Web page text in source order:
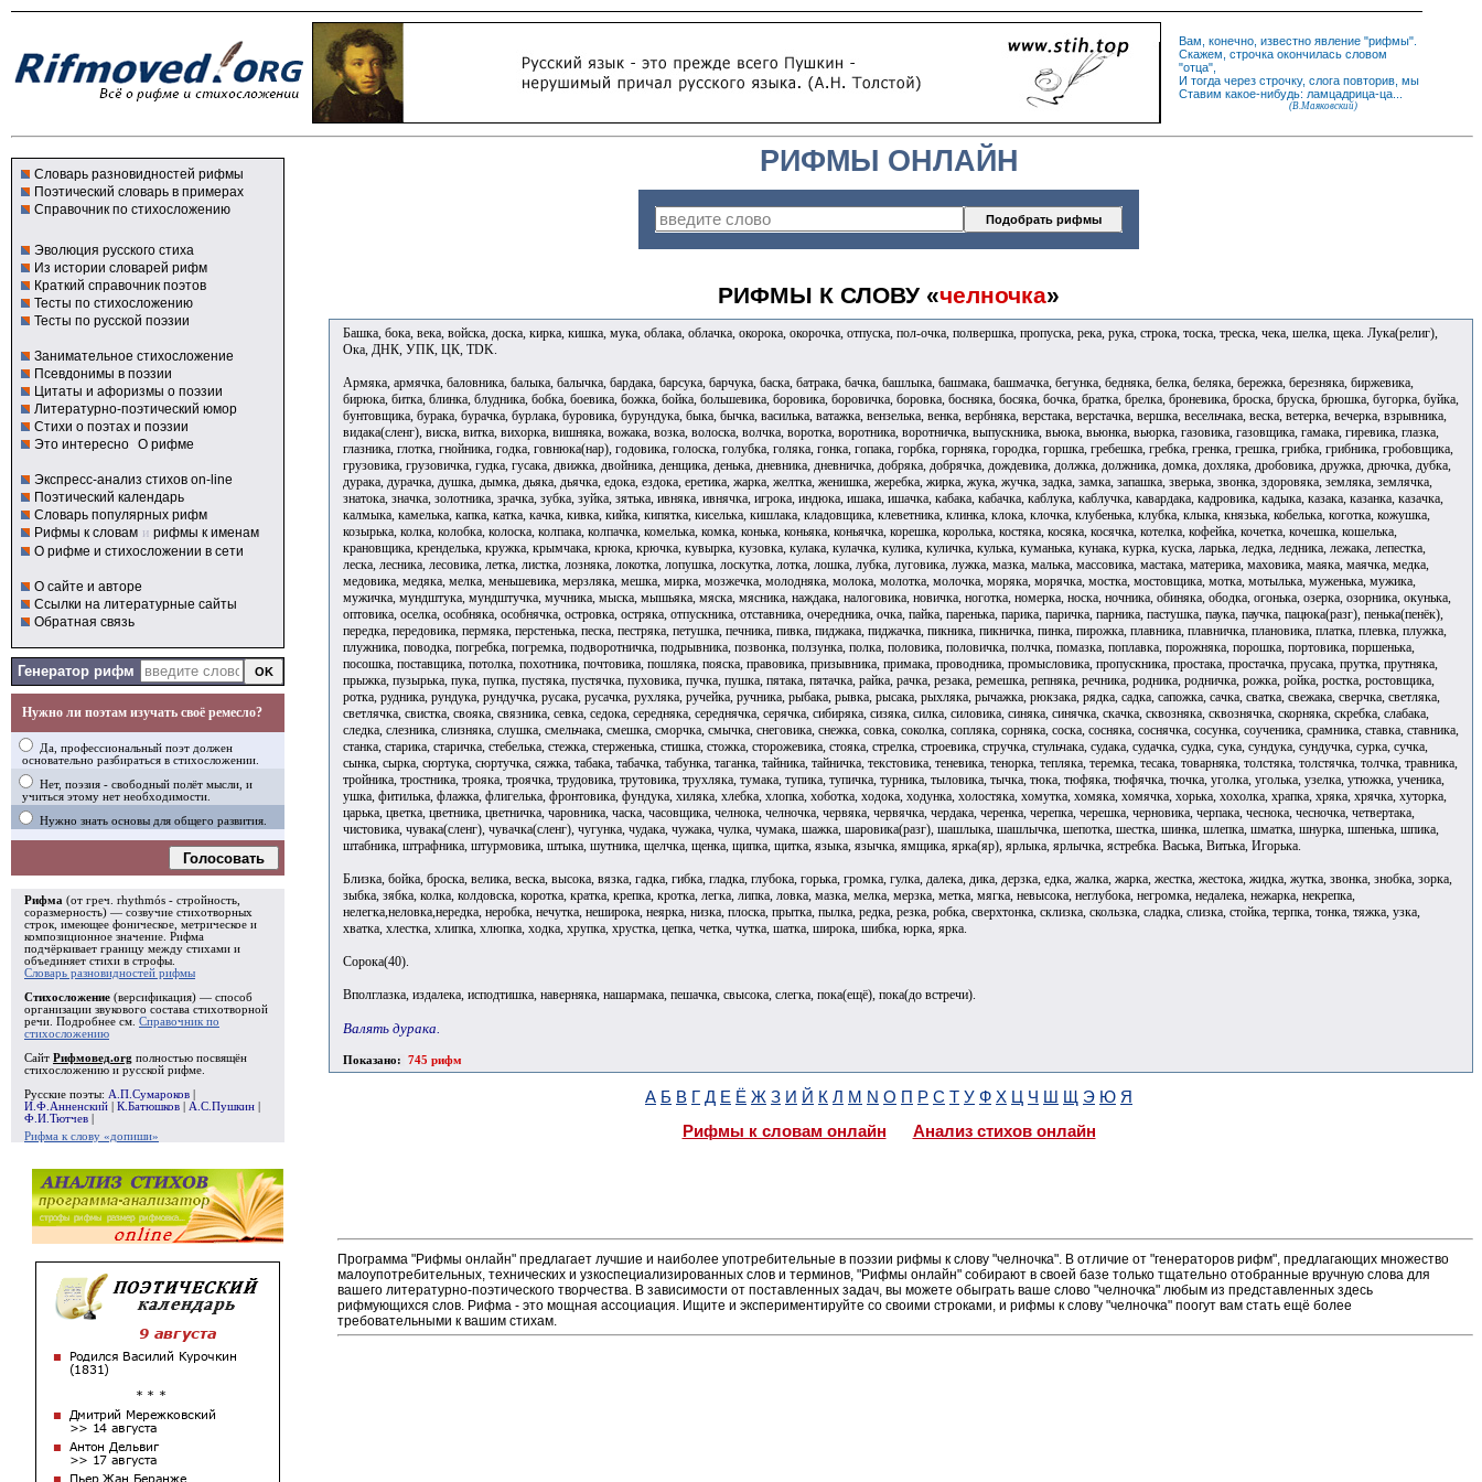
Вам, конечно, известно явление "рифмы".
Скажем, строчка окончилась словом
"отца",
И тогда через строчку, слога повторив, мы
Ставим какое-нибудь: ламцадрица-ца...
(В.Маяковский)
Словарь разновидностей рифмы
Поэтический словарь в примерах
Справочник по стихосложению
Эволюция русского стиха
Из истории словарей рифм
Краткий справочник поэтов
Тесты по стихосложению
Тесты по русской поэзии
Занимательное стихосложение
Псевдонимы в поэзии
Цитаты и афоризмы о поэзии
Литературно-поэтический юмор
Стихи о поэтах и поэзии
Это интересно О рифме
Экспресс-анализ стихов on-line
Поэтический календарь
Словарь популярных рифм
Рифмы к словам и рифмы к именам
О рифме и стихосложении в сети
О сайте и авторе
Ссылки на литературные сайты
Обратная связь
Генератор рифм
Нужно ли поэтам изучать своё ремесло?
Да, профессиональный поэт должен
основательно разбираться в стихосложении.
Нет, поэзия - свободный полёт мысли, и
учиться этому нет необходимости.
Нужно знать основы для общего развития.
Голосовать
Рифма (от греч. rhythmós - стройность,
соразмерность) — созвучие стихотворных
строк, имеющее фоническое, метрическое и
композиционное значение. Рифма
подчёркивает границу между стихами и
объединяет стихи в строфы
Словарь разновидностей рифмы
Стихосложение (версификация) — способ
организации звукового состава стихотворной
речи. Подробнее см. Справочник по
стихосложению
Сайт Рифмовед.org полностью посвящён
стихосложению и русской рифме.
Русские поэты: А.П.Сумароков
И.Ф.Анненский
К.Батюшков А.С.Пушкин
Ф.И.Тютчев
Рифма к слову «допиши»
РИФМЫ ОНЛАЙН
РИФМЫ К СЛОВУ «челночка»
Башка, бока, века, войска, доска, кирка, кишка, мука, облака, облачка, окорока, окорочка, отпуска, пол-очка, полвершка, пропуска, река, рука, строка, тоска, треска, чека, шелка, щека. Лука(религ),
Ока, ДНК, УПК, ЦК, TDK.
Армяка, армячка, баловника, балыка, балычка, бардака, барсука, барчука, баска, батрака, бачка, башлыка, башмака, башмачка, бегунка, бедняка, белка, беляка, бережка, березняка, биржевика,
бирюка, битка, блинка, блудника, бобка, боевика, божка, бойка, большевика, боровика, боровичка, боровка, босняка, босяка, бочка, братка, брелка, броневика, броска, бруска, брюшка, бугорка, буйка,
бунтовщика, бурака, бурачка, бурлака, буровика, бурундука, быка, бычка, василька, ватажка, вензелька, венка, вербняка, верстака, верстачка, вершка, весельчака, веска, ветерка, вечерка, взрывника,
видака(сленг), виска, витка, вихорка, вишняка, вожака, возка, волоска, волчка, воротка, воротника, воротничка, выпускника, вьюка, вьюнка, вьюрка, газовика, газовщика, гамака, гиревика, глазка,
глазника, глотка, гнойника, годка, говнюка(нар), годовика, голоска, голубка, голяка, гонка, гопака, горбка, горняка, городка, горшка, гребешка, гребка, гренка, грешка, грибка, грибника, гробовщика,
грузовика, грузовичка, гудка, гусака, движка, двойника, денщика, денька, дневника, дневничка, добряка, добрячка, дождевика, должка, должника, домка, дохляка, дробовика, дружка, дрючка, дубка,
дурака, дурачка, душка, дымка, дьяка, дьячка, едока, ездока, еретика, жарка, желтка, женишка, жеребка, жирка, жука, жучка, задка, замка, запашка, зверька, звонка, здоровяка, земляка, землячка,
знатока, значка, золотника, зрачка, зубка, зуйка, зятька, ивняка, ивнячка, игрока, индюка, ишака, ишачка, кабака, кабачка, каблука, каблучка, кавардака, кадровика, кадыка, казака, казанка, казачка,
калмыка, камелька, капка, катка, качка, кивка, кийка, кипятка, киселька, кишлака, кладовщика, клеветника, клинка, клока, клочка, клубенька, клубка, клыка, князька, кобелька, коготка, кожушка,
козырька, колка, колобка, колоска, колпака, колпачка, комелька, комка, конька, коньяка, коньячка, корешка, королька, костяка, косяка, косячка, котелка, кофейка, кочетка, кочешка, кошелька,
крановщика, кренделька, кружка, крымчака, крюка, крючка, кувырка, кузовка, кулака, кулачка, кулика, куличка, кулька, куманька, кунака, курка, куска, ларька, ледка, ледника, лежака, лепестка,
леска, лесника, лесовика, летка, листка, лозняка, локотка, лопушка, лоскутка, лотка, лошка, лубка, луговика, лужка, мазка, малька, массовика, мастака, материка, маховика, маяка, маячка, медка,
медовика, медяка, мелка, меньшевика, мерзляка, мешка, мирка, мозжечка, молодняка, молока, молотка, молочка, моряка, морячка, мостка, мостовщика, мотка, мотылька, муженька, мужика,
мужичка, мундштука, мундштучка, мучника, мыска, мышьяка, мяска, мясника, наждака, налоговика, новичка, ноготка, номерка, носка, ночника, обиняка, ободка, огонька, озерка, озорника, окунька,
оптовика, оселка, особняка, особнячка, островка, остряка, отпускника, отставника, очередника, очка, пайка, паренька, парика, паричка, парника, пастушка, паука, паучка, пацюка(разг), пенька(пенёк),
передка, передовика, пермяка, перстенька, песка, пестряка, петушка, печника, пивка, пиджака, пиджачка, пикника, пикничка, пинка, пирожка, плавника, плавничка, плановика, платка, плевка, плужка,
плужника, поводка, погребка, погремка, подворотничка, подрывника, позвонка, ползунка, полка, половика, половичка, полчка, помазка, поплавка, порожняка, порошка, портовика, поршенька,
посошка, поставщика, потолка, похотника, почтовика, пошляка, пояска, правовика, призывника, примака, проводника, промысловика, пропускника, простака, простачка, прусака, прутка, прутняка,
прыжка, пузырька, пука, пупка, пустяка, пустячка, пуховика, пучка, пушка, пятака, пятачка, райка, рачка, резака, ремешка, репняка, речника, родника, родничка, рожка, ройка, ростка, ростовщика,
ротка, рудника, рундука, рундучка, русака, русачка, рухляка, ручейка, ручника, рыбака, рывка, рысака, рыхляка, рычажка, рюкзака, рядка, садка, сапожка, сачка, сватка, свежака, сверчка, светляка,
светлячка, свистка, свояка, связника, севка, седока, середняка, середнячка, серячка, сибиряка, сизяка, силка, силовика, синяка, синячка, скачка, сквозняка, сквознячка, скорняка, скребка, слабака,
следка, слезника, слизняка, слушка, смельчака, смешка, сморчка, смычка, снеговика, снежка, совка, соколка, сопляка, сорняка, соска, сосняка, соснячка, сосунка, соученика, срамника, ставка, ставника,
станка, старика, старичка, стебелька, стежка, стерженька, стишка, стожка, сторожевика, стояка, стрелка, строевика, стручка, стульчака, судака, судачка, судка, сука, сундука, сундучка, сурка, сучка,
сынка, сырка, сюртука, сюртучка, сяжка, табака, табачка, табунка, таганка, тайника, тайничка, текстовика, теневика, тенорка, тепляка, теремка, тесака, товарняка, толстяка, толстячка, толчка, травника,
тройника, тростника, трояка, троячка, трудовика, трутовика, трухляка, тумака, тупика, тупичка, турника, тыловика, тычка, тюка, тюфяка, тюфячка, тючка, уголка, уголька, узелка, утюжка, ученика,
ушка, фитилька, флажка, флигелька, фронтовика, фундука, хиляка, хлебка, хлопка, хоботка, ходока, ходунка, холостяка, хомутка, хомяка, хомячка, хорька, хохолка, храпка, хряка, хрячка, хуторка,
царька, цветка, цветника, цветничка, чаровника, часка, часовщика, челнока, челночка, червяка, червячка, чердака, черенка, черепка, черешка, черновика, черпака, чеснока, чесночка, четвертака,
чистовика, чувака(сленг), чувачка(сленг), чугунка, чудака, чужака, чулка, чумака, шажка, шаровика(разг), шашлыка, шашлычка, шепотка, шестка, шинка, шлепка, шматка, шнурка, шпенька, шпика,
штабника, штрафника, штурмовика, штыка, шутника, щелчка, щенка, щипка, щитка, языка, язычка, ямщика, ярка(яр), ярлыка, ярлычка, ястребка. Васька, Витька, Игорька.
Близка, бойка, броска, велика, веска, высока, вязка, гадка, гибка, гладка, глубока, горька, громка, гулка, далека, дика, дерзка, едка, жалка, жарка, жестка, жестока, жидка, жутка, звонка, знобка, зорка,
зыбка, зябка, колка, колдовска, коротка, кратка, крепка, кротка, легка, липка, ловка, мазка, мелка, мерзка, метка, мягка, невысока, неглубока, негромка, недалека, нежарка, некрепка,
нелегка,неловка,нередка, неробка, нечутка, неширока, неярка, низка, плоска, прытка, пылка, редка, резка, робка, сверхтонка, склизка, скользка, сладка, слизка, стойка, терпка, тонка, тяжка, узка,
хватка, хлестка, хлипка, хлюпка, ходка, хрупка, хрустка, цепка, четка, чутка, шатка, широка, шибка, юрка, ярка.
Сорока(40).
Вполглазка, издалека, исподтишка, наверняка, нашармака, пешачка, свысока, слегка, пока(ещё), пока(до встречи).
Валять дурака.
Показано: 745 рифм
А Б В Г Д Е Ё Ж З И Й К Л М N О П Р С Т У Ф Х Ц Ч Ш Щ Э Ю Я
Рифмы к словам онлайн
Анализ стихов онлайн
Программа "Рифмы онлайн" предлагает лучшие и наиболее употребительные в поэзии рифмы к слову "челночка". В отличие от "генераторов рифм", предлагающих множество
малоупотребительных, технических и узкоспециализированных слов и терминов, "Рифмы онлайн" собирают в своей базе только тщательно отобранные вручную слова для
вашего литературно-поэтического творчества. В зависимости от поставленных задач, вы можете обыграть ваше слово "челночка" любым из представленных здесь
рифмующихся слов. Рифма - это мощная ассоциация. Ищите и экспериментируйте со своими строками, и рифмы к слову "челночка" поогут вам стать ещё более
требовательными к вашим стихам.